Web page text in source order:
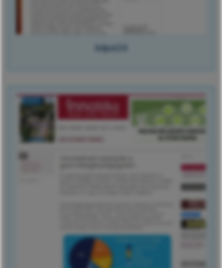
bdpst24